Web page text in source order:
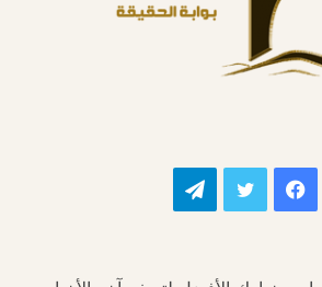
فيسبوك تويتر تيلقرام